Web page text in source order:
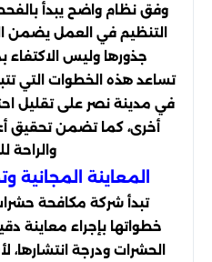
وفق نظام واضح يبدأ
التنظيم في العمل يضمن
جذورها وليس
تساعد هذه الخطوات التي
في مدينة نصر على تقليل
أخرى، كما تضمن تحقيق
والراحة
المعاينة المجانية
تبدأ شركة مكافحة
خطواتها بإجراء معاينة
الحشرات ودرجة